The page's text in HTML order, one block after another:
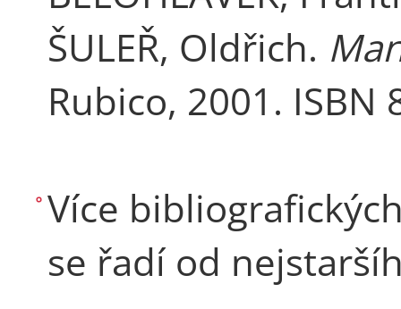
ŠULEŘ, Oldřich.
Rubico, 2001. ISBN
Více
se řadí od